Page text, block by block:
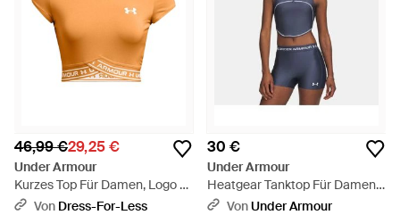
46,99 €29,25 €
Under Armour
Kurzes Top Für Damen, Logo -
Orange
Von Dress-For-Less
30 €
Under Armour
Heatgear Tanktop Für Damen
Downpour Weiß - Blau
VonUnder Armour